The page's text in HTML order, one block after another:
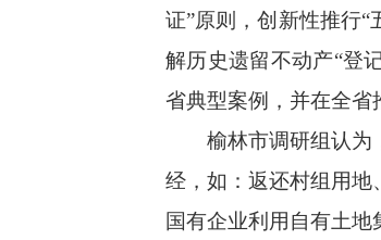
证”原则，创新性推行“
解历史遗留不动产“登
省典型案例，并在全省
榆林市调研组认为，
经，如：返还村组用地
国有企业利用自有土